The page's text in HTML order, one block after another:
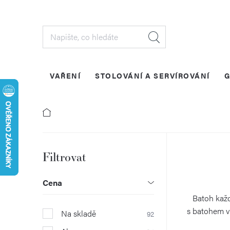
VAŘENÍ STOLOVÁNÍ A SERVÍROVÁNÍ
P
o
s
t
Cena
Na skladě 92
Batoh
s batohem